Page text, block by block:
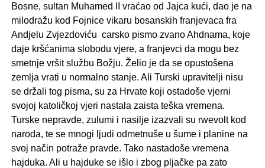
Bosne, sultan Muhamed II vraćao od Jajca kući, dao je na
milodražu kod Fojnice vikaru bosanskih franjevaca fra
Andjelu Zvjezdoviću carsko pismo zvano Ahdnama, koje
daje kršćanima slobodu vjere, a franjevci da mogu bez
smetnje vršit službu Božju. Želio je da se opustošena
zemlja vrati u normalno stanje. Ali Turski upravitelji nisu
se držali tog pisma, su za Hrvate koji ostadoše vjerni
svojoj katoličkoj vjeri nastala zaista teška vremena.
Turske nepravde, zulumi i nasilje izazvali su rwevolt kod
naroda, te se mnogi ljudi odmetnuše u šume i planine na
svoj način potraže pravde. Tako nastadoše vremena
hajduka. Ali u hajduke se išlo i zbog pljačke pa zato